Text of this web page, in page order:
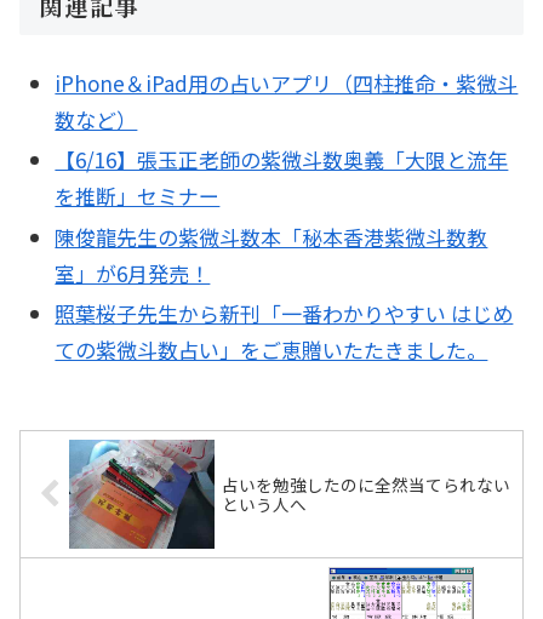
iPhone＆iPad用の占いアプリ（四柱推命・紫微斗
数など）
【6/16】張玉正老師の紫微斗数奥義「大限と流年
を推断」セミナー
陳俊龍先生の紫微斗数本「秘本香港紫微斗数教
室」が6月発売！
照葉桜子先生から新刊「一番わかりやすい はじめ
ての紫微斗数占い」をご恵贈いたたきました。
占いを勉強したのに全然当てられない
という人へ